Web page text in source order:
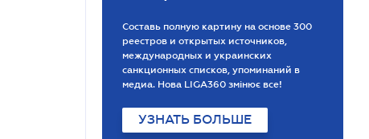
Составь полную картину на основе 300
реестров и открытых источников,
международных и украинских
санкционных списков, упоминаний в
медиа. Нова LIGA360 змінює все!
УЗНАТЬ БОЛЬШЕ